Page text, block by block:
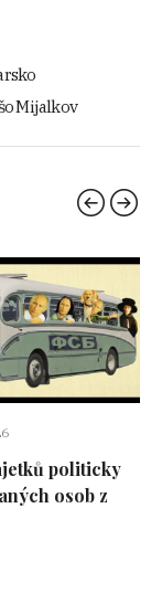
Mijalkov
politicky
osob z